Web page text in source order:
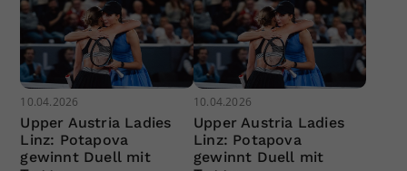
10.04.2026
Upper Austria Ladies
Linz: Potapova
gewinnt Duell mit
10.04.2026
Upper Austria Ladies
Linz: Potapova
gewinnt Duell mit